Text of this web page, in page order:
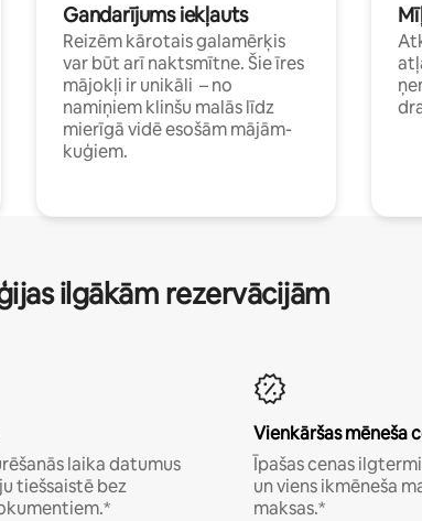
Gandarījums iekļauts
Reizēm kārotais galamērķis
var būt arī naktsmītne. Šie īres
mājokļi ir unikāli – no
namiņiem klinšu malās līdz
mierīgā vidē esošām mājām-
kuģiem.
ilgākām rezervācijām
laika datumus
tiešsaistē bez
Vienkāršas mēneša
Īpašas cenas
un viens ikmēneša
maksas.*